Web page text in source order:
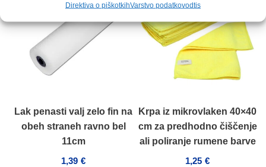
Direktiva o piškotkihVarstvo podatkovodtis
Lak penasti valj zelo fin na
obeh straneh ravno bel
11cm
1,39 €
Krpa iz mikrovlaken 40×40
cm za predhodno čiščenje
ali poliranje rumene barve
1,25 €